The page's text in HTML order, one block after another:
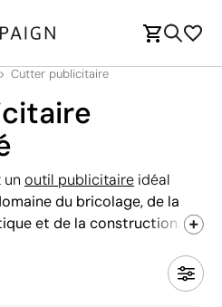
Cutter publicitaire
un outil publicitaire idéal
du bricolage, de la
et de la construction.
la maison pour couper
résistants. Découvrez les